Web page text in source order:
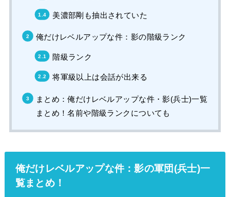
美濃部剛も抽出されていた
俺だけレベルアップな件：影の階級ランク
階級ランク
将軍級以上は会話が出来る
まとめ：俺だけレベルアップな件・影(兵士)一覧
まとめ！名前や階級ランクについても
俺だけレベルアップな件：影の軍団(兵士)一
覧まとめ！